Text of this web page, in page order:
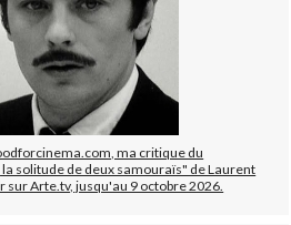
ma critique du
solitude de deux samouraïs" de Laurent
Arte.tv, jusqu'au 9 octobre 2026.